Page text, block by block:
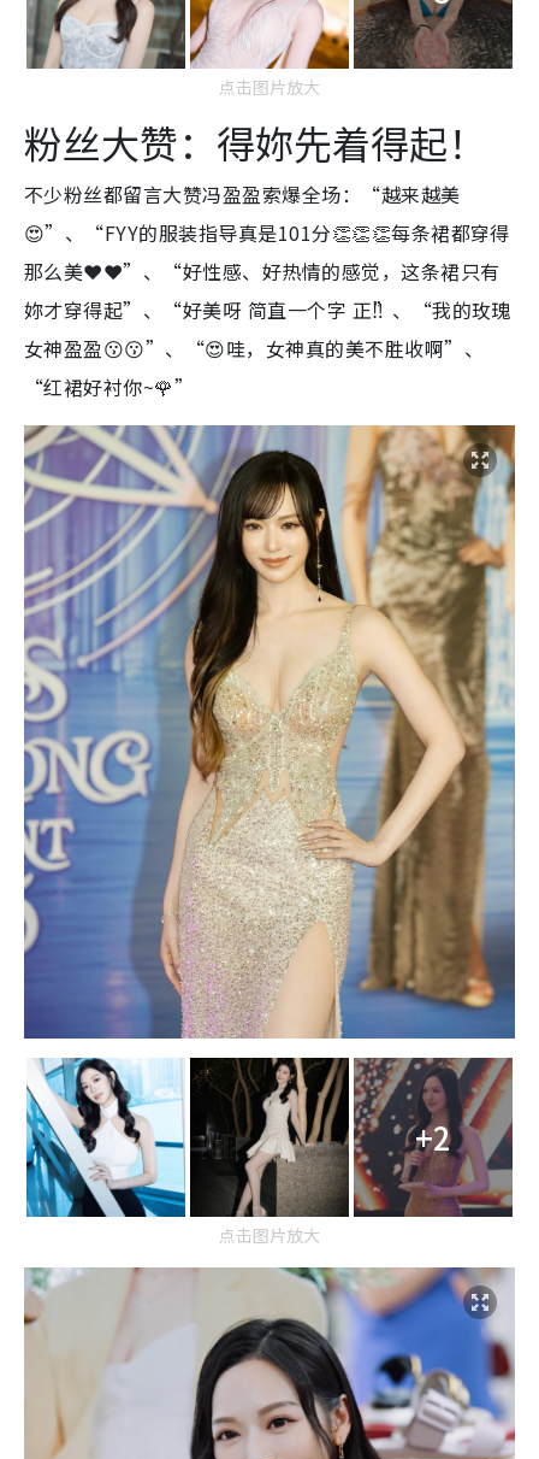
点击图片放大
粉丝大赞：得妳先着得起！
不少粉丝都留言大赞冯盈盈索爆全场：“越来越美
😍”、“FYY的服装指导真是101分👏👏👏每条裙都穿得
那么美❤️❤️”、“好性感、好热情的感觉，这条裙只有
妳才穿得起”、“好美呀 简直一个字 正‼️”、“我的玫瑰
女神盈盈😗😗”、“😍哇，女神真的美不胜收啊”、
“红裙好衬你~🌹”
+2
点击图片放大